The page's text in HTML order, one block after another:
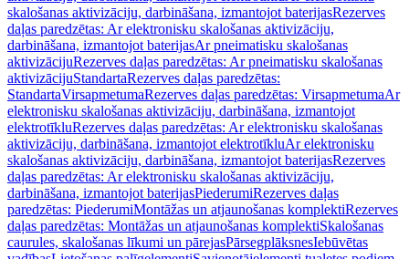
skalošanas aktivizāciju, darbināšana, izmantojot baterijasRezerves
daļas paredzētas: Ar elektronisku skalošanas aktivizāciju,
darbināšana, izmantojot baterijasAr pneimatisku skalošanas
aktivizācijuRezerves daļas paredzētas: Ar pneimatisku skalošanas
aktivizācijuStandartaRezerves daļas paredzētas:
StandartaVirsapmetumaRezerves daļas paredzētas: VirsapmetumaAr
elektronisku skalošanas aktivizāciju, darbināšana, izmantojot
elektrotīkluRezerves daļas paredzētas: Ar elektronisku skalošanas
aktivizāciju, darbināšana, izmantojot elektrotīkluAr elektronisku
skalošanas aktivizāciju, darbināšana, izmantojot baterijasRezerves
daļas paredzētas: Ar elektronisku skalošanas aktivizāciju,
darbināšana, izmantojot baterijasPiederumiRezerves daļas
paredzētas: PiederumiMontāžas un atjaunošanas komplektiRezerves
daļas paredzētas: Montāžas un atjaunošanas komplektiSkalošanas
caurules, skalošanas līkumi un pārejasPārsegplāksnesIebūvētas